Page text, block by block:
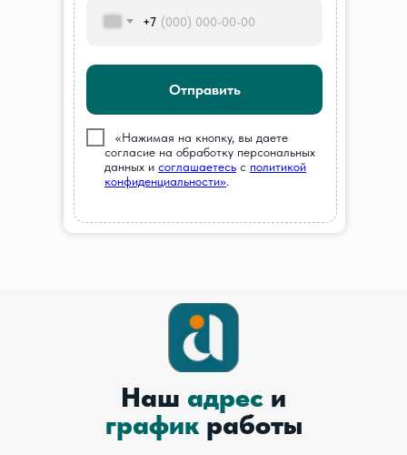
+7
Отправить
«Нажимая на кнопку, вы даете
согласие на обработку персональных
данных и соглашаетесь c политикой
конфиденциальности».
Наш адрес и
график работы